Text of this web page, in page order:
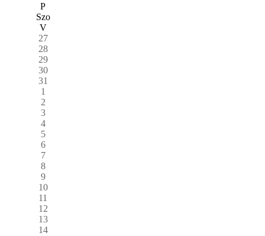
P
Szo
V
27
28
29
30
31
1
2
3
4
5
6
7
8
9
10
11
12
13
14